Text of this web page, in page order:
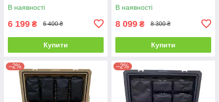
В наявності
6 199 ₴ 6 400 ₴
Купити
В наявності
8 099 ₴ 8 300 ₴
Купити
–2% –2%